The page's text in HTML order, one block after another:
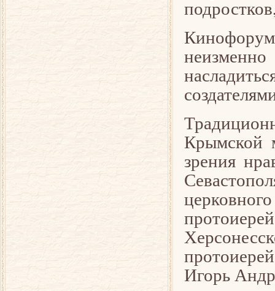
Крымской
зрения
Игорь